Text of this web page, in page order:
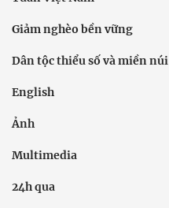
Giảm nghèo bền vững
Dân tộc thiểu số và miền núi
English
Ảnh
Multimedia
24h qua